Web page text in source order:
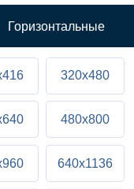
Горизонтальные
320x480
480x800
640x1136